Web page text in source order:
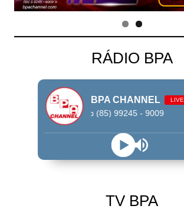
RÁDIO BPA
BPA CHANNEL LIVE
WhatsApp (85) 99245 - 9009
TV BPA